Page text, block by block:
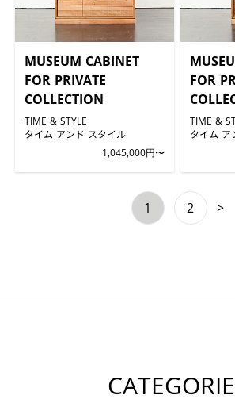
MUSEUM CABINET
FOR PRIVATE
COLLECTION
TIME & STYLE
タイム アンド スタイル
1,045,000円〜
FOR
TIME &
タイム ア
1 2 >